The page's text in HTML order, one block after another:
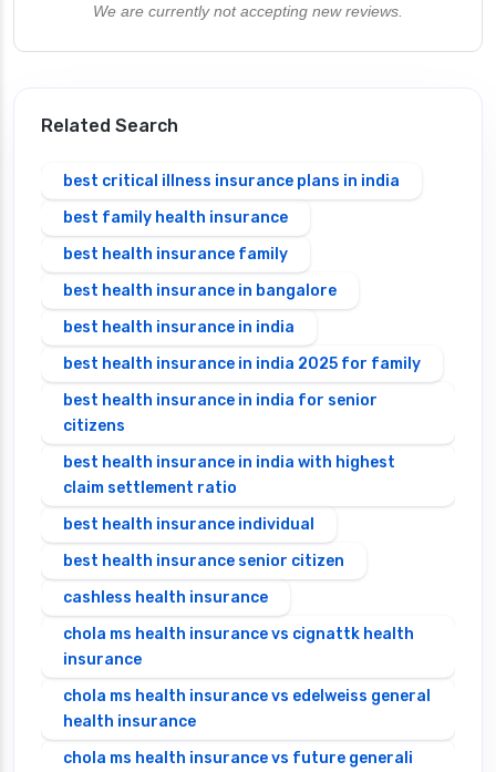
We are currently not accepting new reviews.
Related Search
best critical illness insurance plans in india
best family health insurance
best health insurance family
best health insurance in bangalore
best health insurance in india
best health insurance in india 2025 for family
best health insurance in india for senior
citizens
best health insurance in india with highest
claim settlement ratio
best health insurance individual
best health insurance senior citizen
cashless health insurance
chola ms health insurance vs cignattk health
insurance
chola ms health insurance vs edelweiss general
health insurance
chola ms health insurance vs future generali